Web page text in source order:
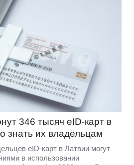
346 тысяч eID-карт в
знать их владельцам
eID-карт в Латвии могут
в использовании